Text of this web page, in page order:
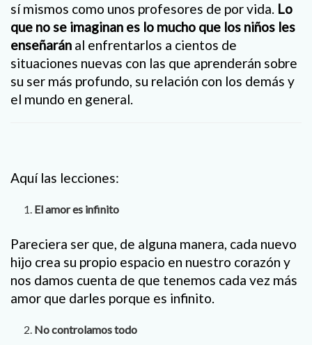
sí mismos como unos profesores de por vida. Lo
que no se imaginan es lo mucho que los niños les
enseñarán al enfrentarlos a cientos de
situaciones nuevas con las que aprenderán sobre
su ser más profundo, su relación con los demás y
el mundo en general.
Aquí las lecciones:
El amor es infinito
Pareciera ser que, de alguna manera, cada nuevo
hijo crea su propio espacio en nuestro corazón y
nos damos cuenta de que tenemos cada vez más
amor que darles porque es infinito.
No controlamos todo